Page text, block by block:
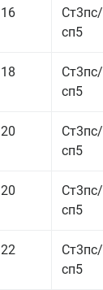
16
Ст3пс/
сп5
18
Ст3пс/
сп5
20
Ст3пс/
сп5
20
Ст3пс/
сп5
22
Ст3пс/
сп5